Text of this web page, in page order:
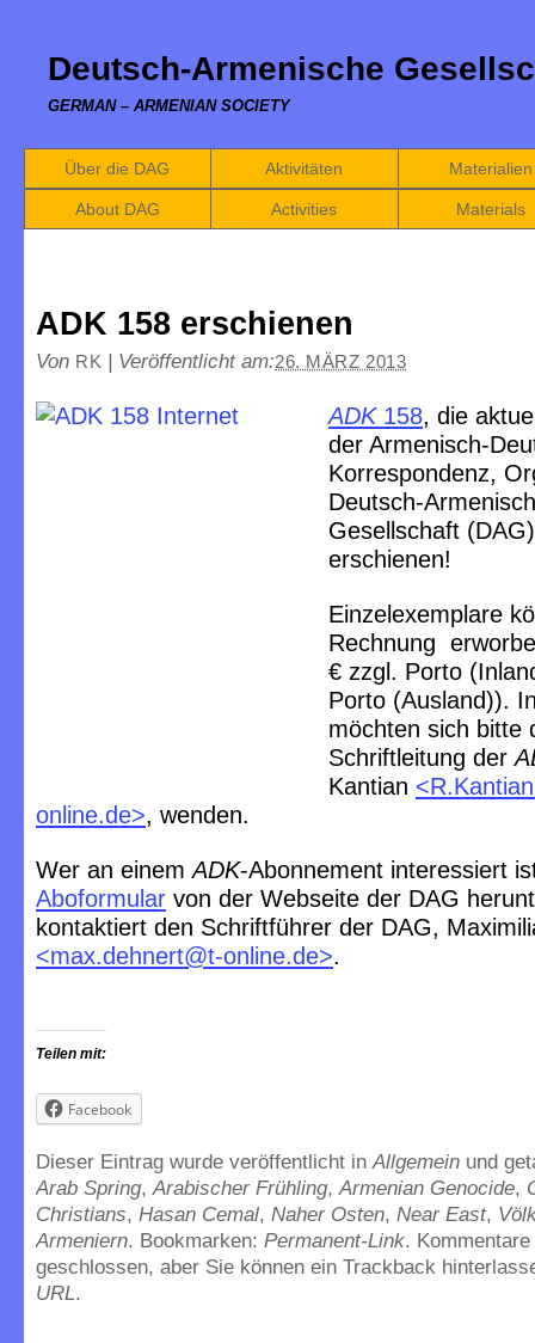
Deutsch-Armenische
GERMAN – ARMENIAN SOCIETY
Über die DAG Aktivitäten Materialien
About DAG Activities Materials
ADK 158 erschienen
Von RK | Veröffentlicht am:26. MÄRZ 2013
ADK 158, die
der Armenisch-
Korrespondenz,
Deutsch-
Gesellschaft (DAG)
erschienen!
Einzelexemplare
Rechnung
€ zzgl. Porto
Porto (Ausland)).
möchten sich bitte
Schriftleitung der
Kantian
online.de>, wenden.
Wer an einemADK-Abonnement interessiert
Aboformular von der Webseite der DAG
kontaktiert den Schriftführer der DAG,
<max.dehnert@t-online.de>.
Teilen mit:
Facebook
Dieser Eintrag wurde veröffentlicht inAllgemein und
Arab Spring,Arabischer Frühling,Armenian Genocide,
Christians, Hasan Cemal, Naher Osten, Near East,
Armeniern. Bookmarken: Permanent-Link.
geschlossen, aber Sie können ein Trackback
URL.